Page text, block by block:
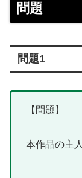
問題
問題1
【問題】
本作品の主